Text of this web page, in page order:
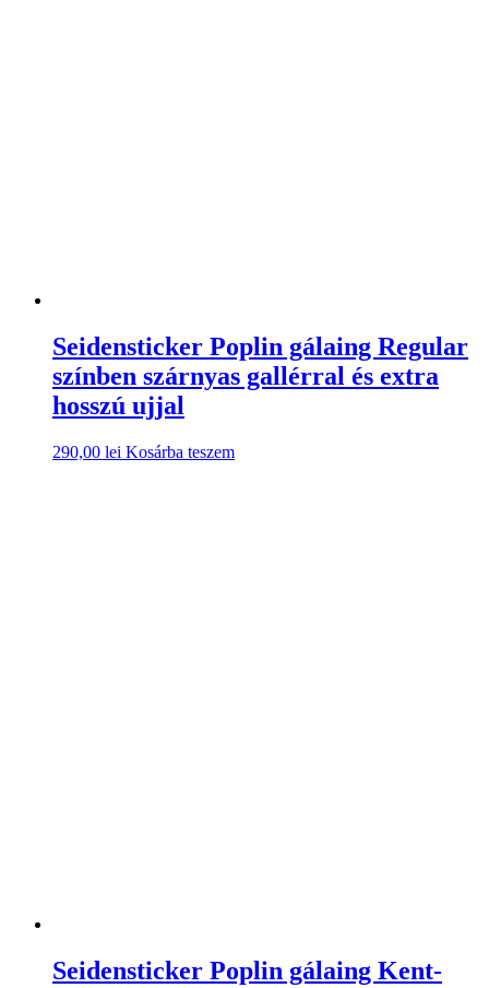
Seidensticker Poplin gálaing Regular
színben szárnyas gallérral és extra
hosszú ujjal
290,00 lei Kosárba teszem
Seidensticker Poplin gálaing Kent-